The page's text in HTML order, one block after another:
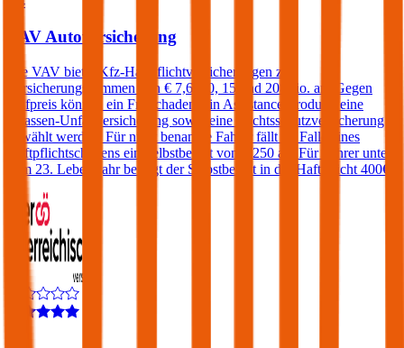
VAV Autoversicherung
Die VAV bietet Kfz-Haftpflichtversicherungen zu
Versicherungssummen von € 7,6, 10, 15 und 20 Mio. an. Gegen
Aufpreis können ein Freischaden, ein Assistance-Produkt, eine
Insassen-Unfallversicherung sowie eine Rechtsschutzversicherung
gewählt werden. Für nicht benannte Fahrer fällt im Falle eines
Haftpflichtschadens ein Selbstbehalt von € 250 an. Für Fahrer unter
dem 23. Lebensjahr beträgt der Selbstbehalt in der Haftpflicht 400€.